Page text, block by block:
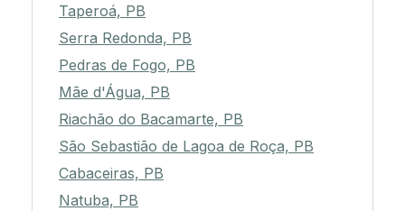
Taperoá, PB
Serra Redonda, PB
Pedras de Fogo, PB
Mãe d'Água, PB
Riachão do Bacamarte, PB
São Sebastião de Lagoa de Roça, PB
Cabaceiras, PB
Natuba, PB